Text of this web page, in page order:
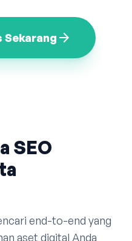
arrow_forward
SEO
end-to-end yang
aset digital Anda